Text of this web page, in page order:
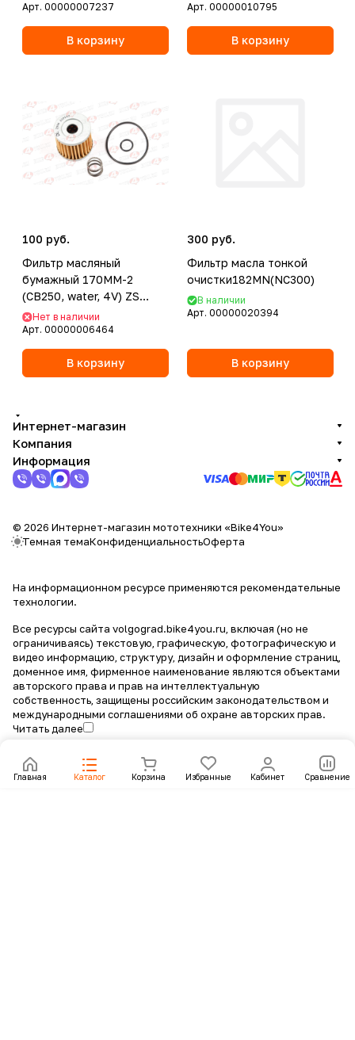
Арт. 00000007237
В корзину
Арт. 00000010795
В корзину
100 руб.
Фильтр масляный
бумажный 170MM-2
(CB250, water, 4V) ZS
(Dв=13, Dн=43, L=40)
Нет в наличии
Арт. 00000006464
В корзину
300 руб.
Фильтр масла тонкой
очистки182MN(NC300)
В наличии
Арт. 00000020394
В корзину
Главная Каталог Корзина Избранные Кабинет Сравнение
Интернет-магазин
Компания
Информация
© 2026 Интернет-магазин мототехники «Bike4You»
Темная темаКонфиденциальностьОферта
На информационном ресурсе применяются рекомендательные
технологии.
Все ресурсы сайта volgograd.bike4you.ru, включая (но не
ограничиваясь) текстовую, графическую, фотографическую и
видео информацию, структуру, дизайн и оформление страниц,
доменное имя, фирменное наименование являются объектами
авторского права и прав на интеллектуальную
собственность, защищены российским законодательством и
международными соглашениями об охране авторских прав.
Читать далее